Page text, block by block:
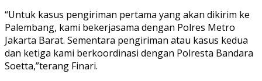
“Untuk kasus pengiriman pertama yang akan dikirim ke
Palembang, kami bekerjasama dengan Polres Metro
Jakarta Barat. Sementara pengiriman atau kasus kedua
dan ketiga kami berkoordinasi dengan Polresta Bandara
Soetta,”terang Finari.